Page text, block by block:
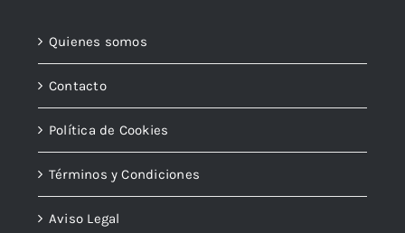
Quienes somos
Contacto
Política de Cookies
Términos y Condiciones
Aviso Legal